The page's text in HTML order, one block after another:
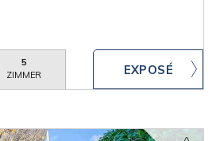
5
ZIMMER